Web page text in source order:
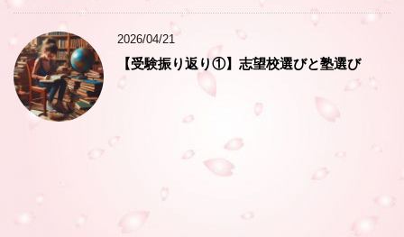
2026/04/21
【受験振り返り①】志望校選びと塾選び